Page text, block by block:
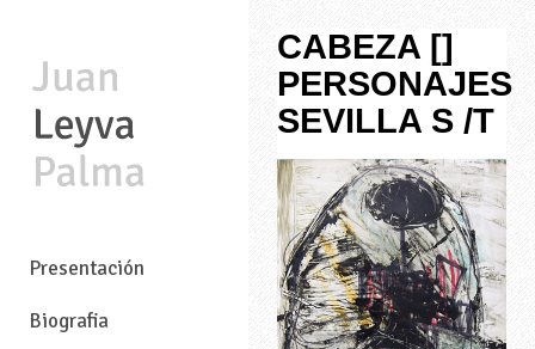
Presentación
Biografia
CABEZA []
PERSONAJES
SEVILLA S /T